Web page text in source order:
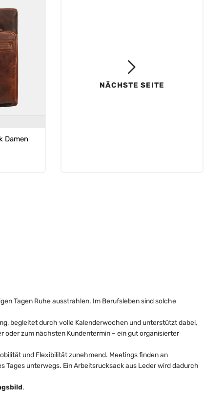
Damen
NÄCHSTE SEITE
Tagen Ruhe ausstrahlen. Im Berufsleben sind solche
begleitet durch volle Kalenderwochen und unterstützt dabei,
oder zum nächsten Kundentermin – ein gut organisierter
und Flexibilität zunehmend. Meetings finden an
unterwegs. Ein Arbeitsrucksack aus Leder wird dadurch
.